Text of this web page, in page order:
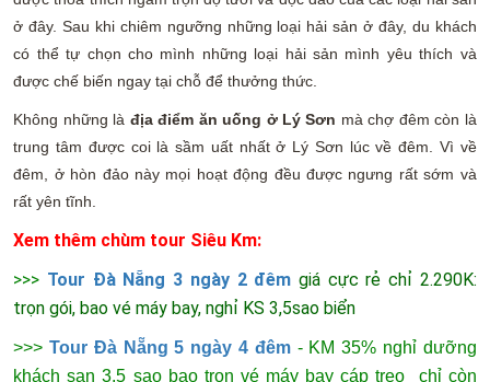
ở đây. Sau khi chiêm ngưỡng những loại hải sản ở đây, du khách
có thể tự chọn cho mình những loại hải sản mình yêu thích và
được chế biến ngay tại chỗ để thưởng thức.
Không những là địa điểm ăn uống ở Lý Sơn mà chợ đêm còn là
trung tâm được coi là sầm uất nhất ở Lý Sơn lúc về đêm. Vì về
đêm, ở hòn đảo này mọi hoạt động đều được ngưng rất sớm và
rất yên tĩnh.
Xem thêm chùm tour Siêu Km:
>>> Tour Đà Nẵng 3 ngày 2 đêm giá cực rẻ chỉ 2.290K:
trọn gói, bao vé máy bay, nghỉ KS 3,5sao biển
>>>Tour Đà Nẵng 5 ngày 4 đêm- KM 35% nghỉ dưỡng
khách sạn 3.5 sao bao trọn vé máy bay cáp treo chỉ còn